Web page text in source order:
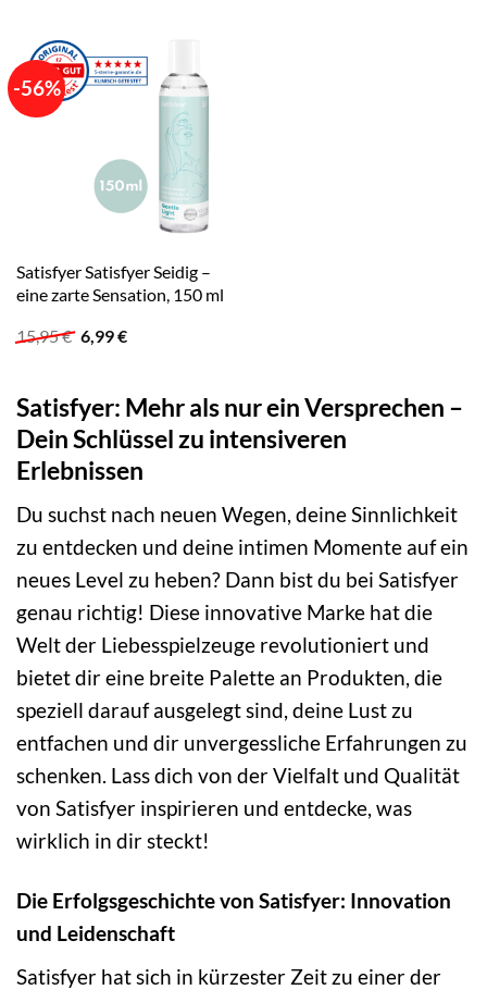
-56%
Satisfyer Satisfyer Seidig –
eine zarte Sensation, 150 ml
15,95€ Ursprünglicher
Preis
6,99€Aktueller
Satisfyer: Mehr als nur ein Versprechen –
Dein Schlüssel zu intensiveren
Erlebnissen
Du suchst nach neuen Wegen, deine Sinnlichkeit
zu entdecken und deine intimen Momente auf ein
neues Level zu heben? Dann bist du bei Satisfyer
genau richtig! Diese innovative Marke hat die
Welt der Liebesspielzeuge revolutioniert und
bietet dir eine breite Palette an Produkten, die
speziell darauf ausgelegt sind, deine Lust zu
entfachen und dir unvergessliche Erfahrungen zu
schenken. Lass dich von der Vielfalt und Qualität
von Satisfyer inspirieren und entdecke, was
wirklich in dir steckt!
Die Erfolgsgeschichte von Satisfyer: Innovation
und Leidenschaft
Satisfyer hat sich in kürzester Zeit zu einer der